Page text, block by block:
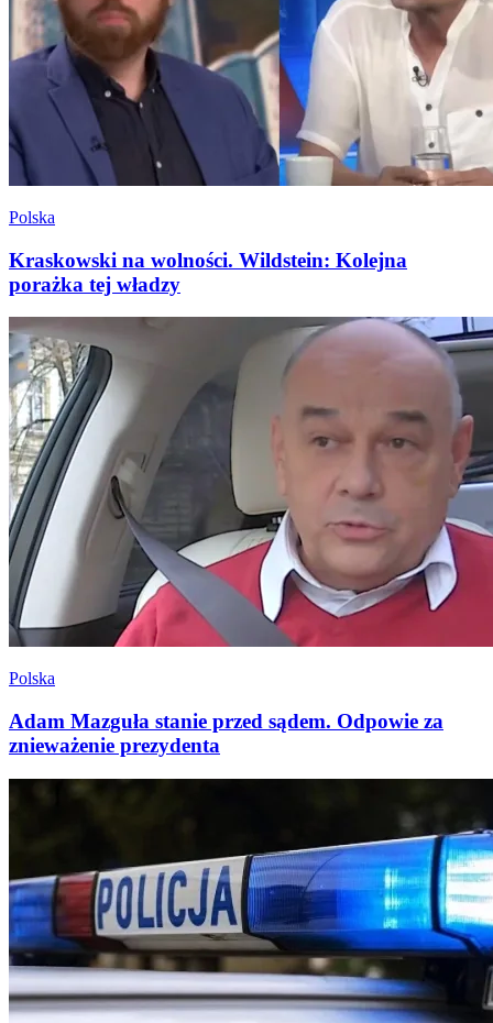
Polska
Kraskowski na wolności. Wildstein: Kolejna
porażka tej władzy
Polska
Adam Mazguła stanie przed sądem. Odpowie za
znieważenie prezydenta